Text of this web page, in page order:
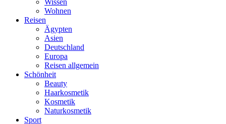
Wohnen
Reisen
Ägypten
Asien
Deutschland
Europa
Reisen allgemein
Schönheit
Beauty
Haarkosmetik
Kosmetik
Naturkosmetik
Sport